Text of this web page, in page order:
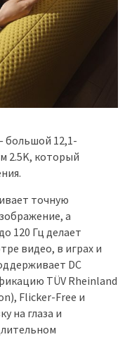
большой 12,1-
2.5K, который
точную
а
120 Гц делает
видео, в играх и
DC
TÜV Rheinland
Flicker-Free и
на глаза и